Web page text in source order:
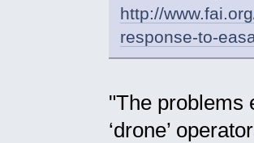
http://
response-to-
"The problems
‘drone’